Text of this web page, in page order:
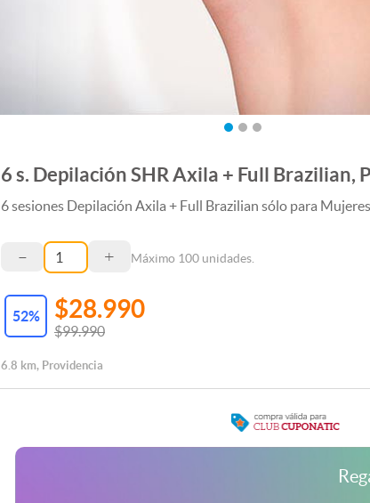
6 s. Depilación SHR Axila + Full Brazilian,
6 sesiones Depilación Axila + Full Brazilian sólo para
– + Máximo 100 unidades.
52% $28.990
$99.990
6.8 km, Providencia